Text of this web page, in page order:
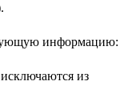
информацию:
из